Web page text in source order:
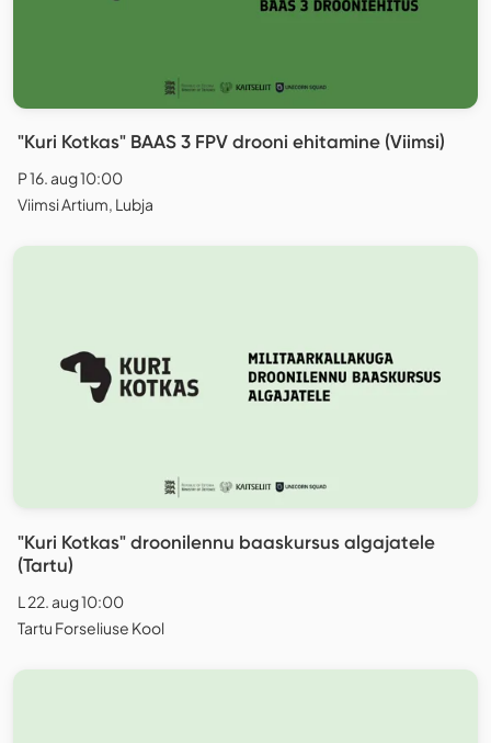
"Kuri Kotkas" BAAS 3 FPV drooni ehitamine (Viimsi)
P 16. aug 10:00
Viimsi Artium, Lubja
"Kuri Kotkas" droonilennu baaskursus algajatele
(Tartu)
L 22. aug 10:00
Tartu Forseliuse Kool